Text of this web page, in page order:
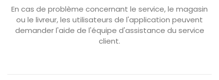
En cas de problème concernant le service, le magasin
ou le livreur, les utilisateurs de l'application peuvent
demander l'aide de l'équipe d'assistance du service
client.